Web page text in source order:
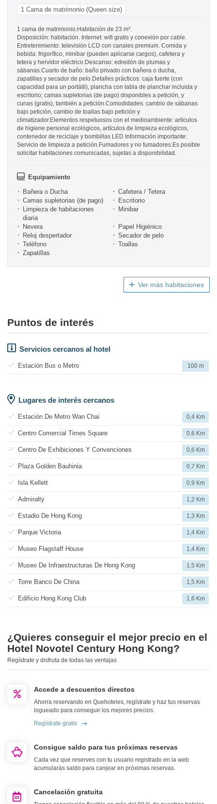
1 Cama de matrimonio (Queen size)
1 cama de matrimonio.Habitación de 23 m².
Disposición: habitación. Internet: wifi gratis y conexión por cable.
Entretenimiento: televisión LCD con canales premium. Comida y
bebida: frigorífico, minibar (pueden aplicarse cargos), cafetera y
tetera y hervidor eléctrico.Descanso: edredón de plumas y
sábanas.Cuarto de baño: baño privado con bañera o ducha,
zapatillas y secador de pelo.Detalles prácticos: caja fuerte (con
capacidad para un portátil), plancha con tabla de planchar incluida y
escritorio; camas supletorias (de pago) disponibles a petición, y
cunas (gratis), también a petición.Comodidades: cambio de sábanas
bajo petición, cambio de toallas bajo petición y
climatizador.Elementos respetuosos con el medioambiente: artículos
de higiene personal ecológicos, artículos de limpieza ecológicos,
contenedor de reciclaje y bombillas LED Información importante:
Servicio de limpieza a petición.Fumadores y no fumadores.Es posible
solicitar habitaciones comunicadas, sujetas a disponibilidad.
Equipamiento
Bañera o Ducha
Cafetera / Tetera
Camas supletorias (de pago)
Escritorio
Limpieza de habitaciones
diaria
Minibar
Nevera
Papel Higiénico
Reloj despertador
Secador de pelo
Teléfono
Toallas
Zapatillas
Ver más habitaciones
Puntos de interés
Servicios cercanos al hotel
Estación Bus o Metro 100 m
Lugares de interés cercanos
Estación De Metro Wan Chai 0,4 Km
Centro Comercial Times Square 0,6 Km
Centro De Exhibiciones Y Convenciones 0,6 Km
Plaza Golden Bauhinia 0,7 Km
Isla Kellett 0,9 Km
Admiralty 1,2 Km
Estadio De Hong Kong 1,3 Km
Parque Victoria 1,4 Km
Museo Flagstaff House 1,4 Km
Museo De Infraestructuras De Hong Kong 1,5 Km
Torre Banco De China 1,5 Km
Edificio Hong Kong Club 1,6 Km
¿Quieres conseguir el mejor precio en el
Hotel Novotel Century Hong Kong?
Regístrate y disfruta de todas las ventajas
Accede a descuentos directos
Ahorra reservando en Quehoteles, regístrate y haz tus reservas
logueado para conseguir los mejores precios.
Regístrate gratis
Consigue saldo para tus próximas reservas
Cada vez que reserves con tu usuario registrado en la web
acumularás saldo para canjear en próximas reservas.
Cancelación gratuita